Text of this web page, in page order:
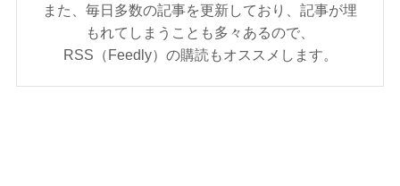
また、毎日多数の記事を更新しており、記事が埋
もれてしまうことも多々あるので、
RSS（Feedly）の購読もオススメします。